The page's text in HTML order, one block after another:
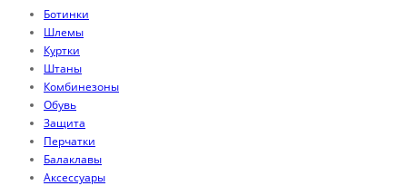
Ботинки
Шлемы
Куртки
Штаны
Комбинезоны
Обувь
Защита
Перчатки
Балаклавы
Аксессуары